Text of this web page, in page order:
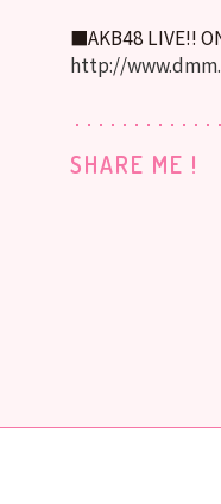
■AKB48 LIVE!!
http://
SHARE ME !